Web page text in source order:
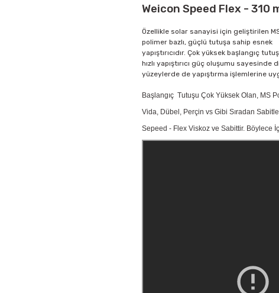
Weicon Speed Flex - 310
Özellikle solar sanayisi için geliştirilen
polimer bazlı, güçlü tutuşa sahip esnek
yapıştırıcıdır. Çok yüksek başlangıç
hızlı yapıştırıcı güç oluşumu sayesinde
yüzeylerde de yapıştırma işlemlerine
Başlangıç Tutuşu Çok Yüksek Olan, MS
Vida, Dübel, Perçin vs Gibi Sıradan
Sepeed - Flex Viskoz ve Sabittir. Böylece